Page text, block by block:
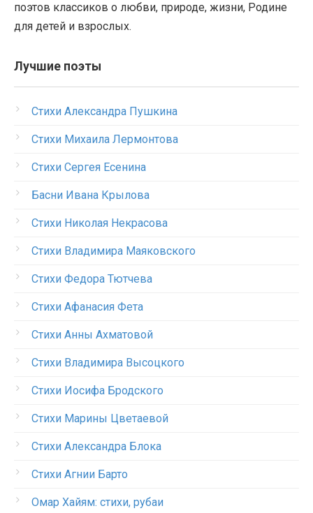
поэтов классиков о любви, природе, жизни, Родине
для детей и взрослых.
Лучшие поэты
Стихи Александра Пушкина
Стихи Михаила Лермонтова
Стихи Сергея Есенина
Басни Ивана Крылова
Стихи Николая Некрасова
Стихи Владимира Маяковского
Стихи Федора Тютчева
Стихи Афанасия Фета
Стихи Анны Ахматовой
Стихи Владимира Высоцкого
Стихи Иосифа Бродского
Стихи Марины Цветаевой
Стихи Александра Блока
Стихи Агнии Барто
Омар Хайям: стихи, рубаи